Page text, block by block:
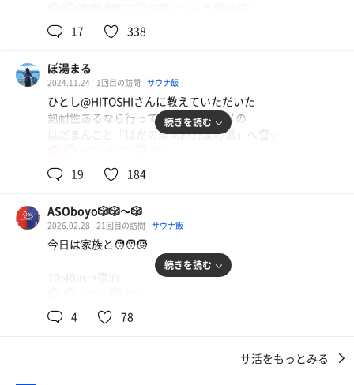
施設へ向かう途中
ご挨拶したことはないけど、大会で何度かお見かけした事
がある方‼️
初めての土地で見覚えのある人に遭遇すると
なぜかテンション上がるよね🤭笑
早朝🦦さん＆推っ鮭メンバーさんから
と聞いて…
これは行くしかないでしょ🔥
到着すると、入口に靴袋が用意されていて
館内に持ち込むスタイル👟
ロッカーキーを受け取り荷物を入れていざ浴場へ🧖‍♂️
公式では「湯河原の山中、地下約800mから湧く源泉を毎
17 338
ぽ湯まる
2024.11.24 1回目の訪問 サウナ飯
ひとし@HITOSHIさんに教えていただいた
熱耐性あるなら行ってみてとオススメの
はだまんこと『はだの湯河原万葉の湯』へ🏆✨️
サ室に入ると
目の前に構える暴君イズネス様、
見覚えがあるぞ。
はっ！！
おめぇさまは！！！
我が愛する竜泉寺の湯八王子みなみ野の
調べた。
続きを読む
19 184
ASOboyo🎲🎲〜🎲
2026.02.28 21回目の訪問 サウナ飯
今日は家族と🧑‍🧑‍🧒
10:40in→宿泊
はるきさんのイベントに合わせ予約し、
先週のDaiさんのイベントに続き、
続きを読む
4 78
サ活をもっとみる